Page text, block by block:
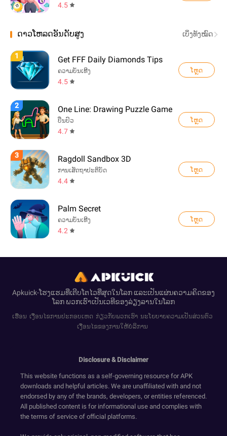
4.5
ດາວໂຫລດອັນດັບສູງ ເບິ່ງທັງໝົດ
1 Get FFF Daily Diamonds Tips
ຄວາມບັນເທີງ
4.5
ໂຫຼດ
2 One Line: Drawing Puzzle Game
ປິ່ນປົວ
4.7
ໂຫຼດ
3 Ragdoll Sandbox 3D
ການເສັດຖາປະຕິບັດ
4.4
ໂຫຼດ
Palm Secret
ຄວາມບັນເທີງ
4.2
ໂຫຼດ
Apkuick-ໂຮງແຮມທີ່ເຕີບໂຕໄວທີ່ສຸດໃນໂລກ ແລະເປັນແຜ່ນຄວາມຄິດຂອງ
ໂລກ ພວກເຮົາເປັນເວທີຂອງລ່ຽງລານໃນໂລກ
ເຮືອນ ເງື່ອນໄຂການປະກອບເຫດ ກ່ຽວກັບພວກເຮົາ ນະໂຍບາຍຄວາມເປັນສ່ວນຕົວ
ເງື່ອນໄຂຂອງການໃຫ້ບໍລິການ
Disclosure & Disclaimer
This website functions as a self-governing resource for APK
downloads and helpful articles. We are unaffiliated with and not
endorsed by any of the brands, developers, or entities referenced.
All published content is for informational use and complies with
the terms of service of official platforms.